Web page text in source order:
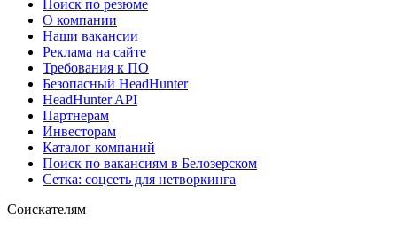
Поиск по резюме
О компании
Наши вакансии
Реклама на сайте
Требования к ПО
Безопасный HeadHunter
HeadHunter API
Партнерам
Инвесторам
Каталог компаний
Поиск по вакансиям в Белозерском
Сетка: соцсеть для нетворкинга
Соискателям